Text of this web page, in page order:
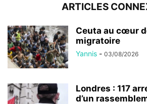
ARTICLES
Ceuta au cœur
migratoire
Yannis - 03/08/2026
Londres : 117
d’un